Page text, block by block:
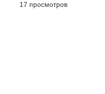
17 просмотров